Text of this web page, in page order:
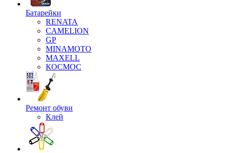
Батарейки
RENATA
CAMELION
GP
MINAMOTO
MAXELL
КОСМОС
Ремонт обуви
Клей